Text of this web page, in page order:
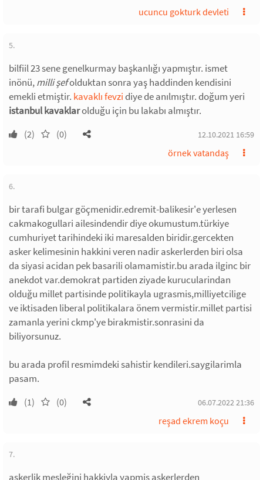
ucuncu gokturk devleti
5.
bilfiil 23 sene genelkurmay başkanlığı yapmıştır. ismet
inönü,milli şefolduktan sonra yaş haddinden kendisini
emekli etmiştir. kavaklı fevzidiye de anılmıştır. doğum yeri
istanbul kavaklarolduğu için bu lakabı almıştır.
(2) (0) 12.10.2021 16:59
örnek vatandaş
6.
bir tarafi bulgar göçmenidir.edremit-balikesir'e yerlesen
cakmakogullari ailesindendir diye okumustum.türkiye
cumhuriyet tarihindeki iki maresalden biridir.gercekten
asker kelimesinin hakkini veren nadir askerlerden biri olsa
da siyasi acidan pek basarili olamamistir.bu arada ilginc bir
anekdot var.demokrat partiden ziyade kurucularindan
olduğu millet partisinde politikayla ugrasmis,milliyetcilige
ve iktisaden liberal politikalara önem vermistir.millet partisi
zamanla yerini ckmp'ye birakmistir.sonrasini da
biliyorsunuz.
bu arada profil resmimdeki sahistir kendileri.saygilarimla
pasam.
(1) (0) 06.07.2022 21:36
reşad ekrem koçu
7.
askerlik mesleğini hakkiyla yapmis askerlerden